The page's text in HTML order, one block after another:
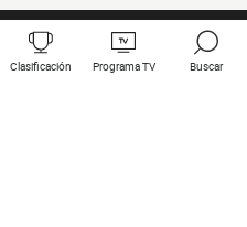
Clasificación Programa TV Buscar